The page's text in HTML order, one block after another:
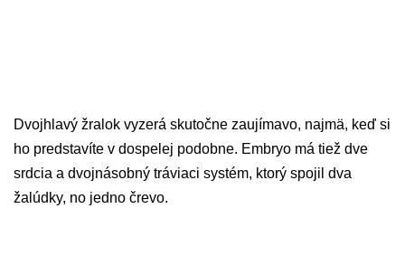
Dvojhlavý žralok vyzerá skutočne zaujímavo, najmä, keď si
ho predstavíte v dospelej podobne. Embryo má tiež dve
srdcia a dvojnásobný tráviaci systém, ktorý spojil dva
žalúdky, no jedno črevo.